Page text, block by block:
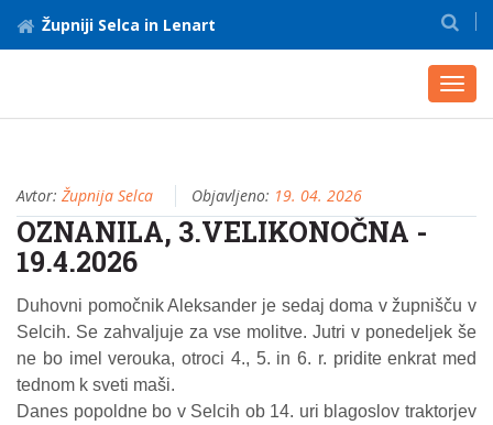
Župniji Selca in Lenart
Avtor: Župnija Selca Objavljeno: 19. 04. 2026
OZNANILA, 3.VELIKONOČNA -
19.4.2026
Duhovni pomočnik Aleksander je sedaj doma v župnišču v
Selcih. Se zahvaljuje za vse molitve. Jutri v ponedeljek še
ne bo imel verouka, otroci 4., 5. in 6. r. pridite enkrat med
tednom k sveti maši.
Danes popoldne bo v Selcih ob 14. uri blagoslov traktorjev